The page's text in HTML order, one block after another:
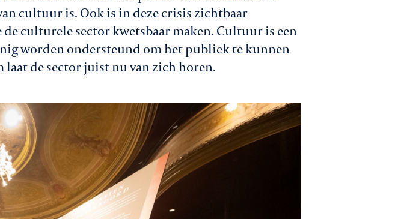
cultuur is. Ook is in deze crisis zichtbaar
culturele sector kwetsbaar maken. Cultuur is een
worden ondersteund om het publiek te kunnen
de sector juist nu van zich horen.